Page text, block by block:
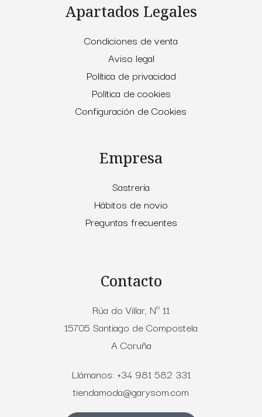
Apartados Legales
Condiciones de venta
Aviso legal
Política de privacidad
Política de cookies
Configuración de Cookies
Empresa
Sastrería
Hábitos de novio
Preguntas frecuentes
Contacto
Rúa do Villar, Nº 11
15705 Santiago de Compostela
A Coruña
Llámanos: +34 981 582 331
tiendamoda@garysom.com